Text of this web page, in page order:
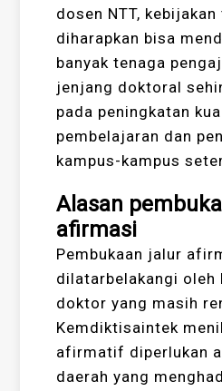
dosen NTT,
diharapkan bisa
banyak tenaga
jenjang doktoral
pada peningkatan
pembelajaran dan
kampus-kampus
Alasan
afirmasi
Pembukaan jalur
dilatarbelakangi oleh
doktor yang masih
Kemdiktisaintek
afirmatif diperlukan
daerah yang